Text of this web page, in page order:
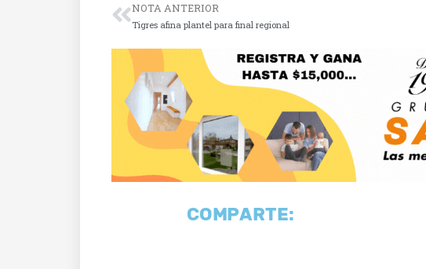
NOTA ANTERIOR
Tigres afina plantel para final regional
COMPARTE: